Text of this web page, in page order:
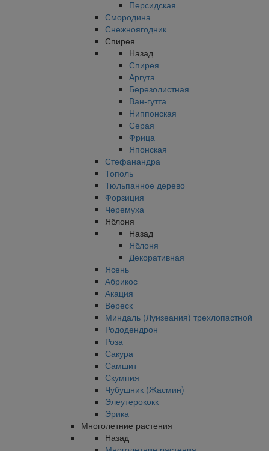
Персидская
Смородина
Снежноягодник
Спирея
Назад
Спирея
Аргута
Березолистная
Ван-гутта
Ниппонская
Серая
Фрица
Японская
Стефанандра
Тополь
Тюльпанное дерево
Форзиция
Черемуха
Яблоня
Назад
Яблоня
Декоративная
Ясень
Абрикос
Акация
Вереск
Миндаль (Луизеания) трехлопастной
Рододендрон
Роза
Сакура
Самшит
Скумпия
Чубушник (Жасмин)
Элеутерококк
Эрика
Многолетние растения
Назад